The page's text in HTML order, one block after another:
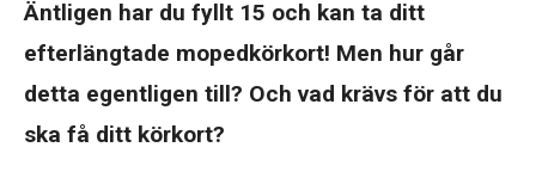
Äntligen har du fyllt 15 och kan ta ditt
efterlängtade mopedkörkort! Men hur går
detta egentligen till? Och vad krävs för att du
ska få ditt körkort?